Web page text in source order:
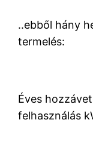
..ebből hány
termelés:
Éves
felhasználás